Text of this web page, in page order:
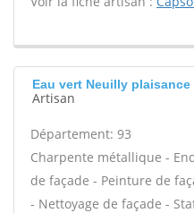
Eau vert Neuilly plaisance
Artisan
Département: 93
Charpente métallique -
de façade - Peinture de
- Nettoyage de façade -